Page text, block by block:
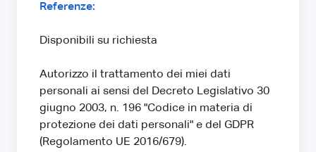
Referenze:
Disponibili su richiesta
Autorizzo il trattamento dei miei dati
personali ai sensi del Decreto Legislativo 30
giugno 2003, n. 196 "Codice in materia di
protezione dei dati personali" e del GDPR
(Regolamento UE 2016/679).